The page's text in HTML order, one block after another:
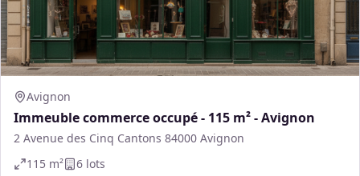
Avignon
Immeuble commerce occupé - 115 m² - Avignon
2 Avenue des Cinq Cantons 84000 Avignon
115 m² 6 lots